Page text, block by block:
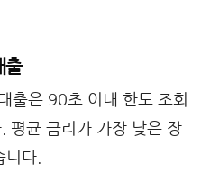
출
출은 90초 이내 한도 조회
평균 금리가 가장 낮은 장
다.